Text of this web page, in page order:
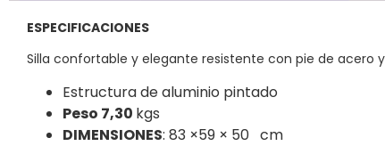
ESPECIFICACIONES
Silla confortable y elegante resistente con pie de acero
Estructura de aluminio pintado
Peso 7,30 kgs
DIMENSIONES: 83 ×59 × 50 cm